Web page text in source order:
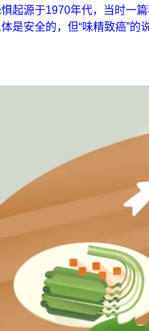
起源于1970年代，当时一
是安全的，但“味精致癌”的